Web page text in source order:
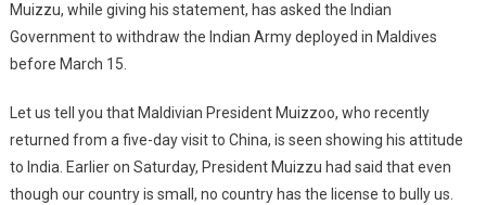
Said
Should
Remove
The
Indian
Muizzu, while giving his statement, has asked the Indian
Government to withdraw the Indian Army deployed in Maldives
before March 15.
Let us tell you that Maldivian President Muizzoo, who recently
returned from a five-day visit to China, is seen showing his attitude
to India. Earlier on Saturday, President Muizzu had said that even
though our country is small, no country has the license to bully us.